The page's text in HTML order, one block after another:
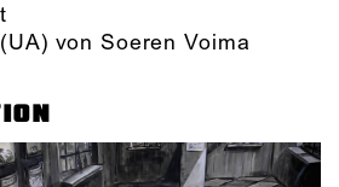
von Soeren Voima